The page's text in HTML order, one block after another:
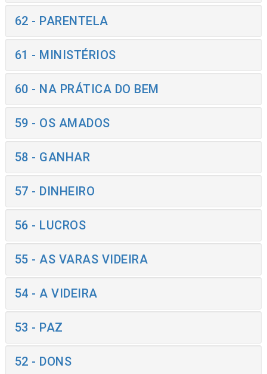
62 - PARENTELA
61 - MINISTÉRIOS
60 - NA PRÁTICA DO BEM
59 - OS AMADOS
58 - GANHAR
57 - DINHEIRO
56 - LUCROS
55 - AS VARAS VIDEIRA
54 - A VIDEIRA
53 - PAZ
52 - DONS